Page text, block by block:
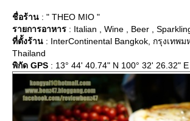
ชื่อร้าน : " THEO MIO "
รายการอาหาร : Italian , Wine , Beer ,
ที่ตั้งร้าน : InterContinental Bangkok, กรุงเทพ
Thailand
พิกัด GPS : 13° 44' 40.74" N 100° 32' 26.32" E